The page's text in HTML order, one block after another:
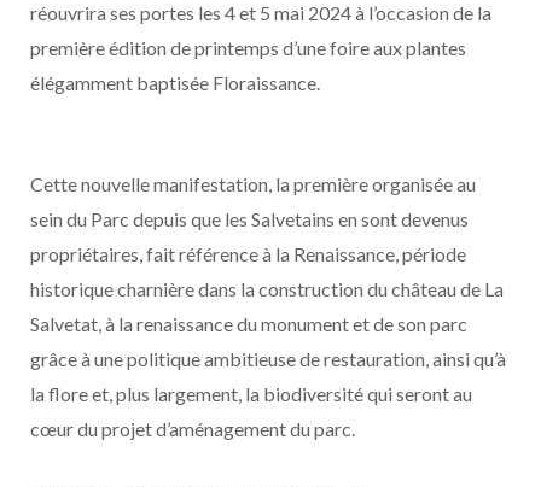
réouvrira ses portes les 4 et 5 mai 2024 à l’occasion de la
première édition de printemps d’une foire aux plantes
élégamment baptisée Floraissance.
Cette nouvelle manifestation, la première organisée au
sein du Parc depuis que les Salvetains en sont devenus
propriétaires, fait référence à la Renaissance, période
historique charnière dans la construction du château de La
Salvetat, à la renaissance du monument et de son parc
grâce à une politique ambitieuse de restauration, ainsi qu’à
la flore et, plus largement, la biodiversité qui seront au
cœur du projet d’aménagement du parc.